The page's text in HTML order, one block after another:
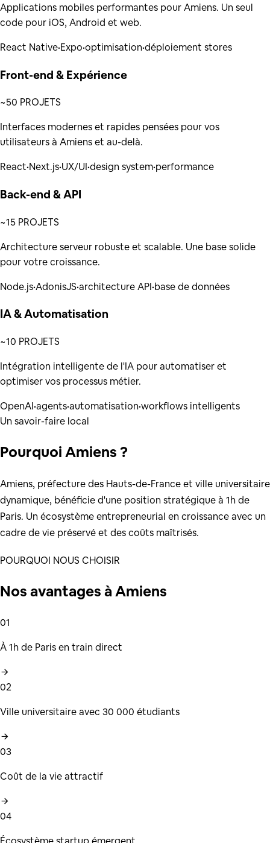
Applications mobiles performantes pour Amiens. Un seul
code pour iOS, Android et web.
React Native•Expo•optimisation•déploiement stores
Front-end & Expérience
~50 PROJETS
Interfaces modernes et rapides pensées pour vos
utilisateurs à Amiens et au-delà.
React•Next.js•UX/UI•design system•performance
Back-end & API
~15 PROJETS
Architecture serveur robuste et scalable. Une base solide
pour votre croissance.
Node.js•AdonisJS•architecture API•base de données
IA & Automatisation
~10 PROJETS
Intégration intelligente de l'IA pour automatiser et
optimiser vos processus métier.
OpenAI•agents•automatisation•workflows intelligents
Un savoir-faire local
PourquoiAmiens?
Amiens, préfecture des Hauts-de-France et ville universitaire
dynamique, bénéficie d'une position stratégique à 1h de
Paris. Un écosystème entrepreneurial en croissance avec un
cadre de vie préservé et des coûts maîtrisés.
POURQUOI NOUS CHOISIR
NosavantagesàAmiens
01
À 1h de Paris en train direct
02
Ville universitaire avec 30 000 étudiants
03
Coût de la vie attractif
04